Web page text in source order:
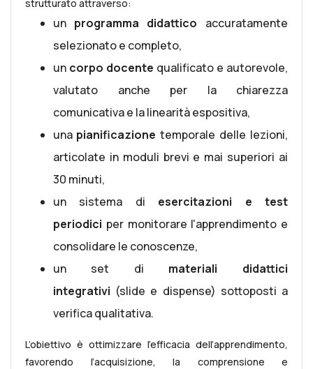
strutturato attraverso:
un programma didattico accuratamente
selezionato e completo,
un corpo docente qualificato e autorevole,
valutato anche per la chiarezza
comunicativa e la linearità espositiva,
una pianificazione temporale delle lezioni,
articolate in moduli brevi e mai superiori ai
30 minuti,
un sistema di esercitazioni e test
periodici per monitorare l'apprendimento e
consolidare le conoscenze,
un set di materiali didattici
integrativi (slide e dispense) sottoposti a
verifica qualitativa.
L’obiettivo è ottimizzare l’efficacia dell’apprendimento,
favorendo l’acquisizione, la comprensione e